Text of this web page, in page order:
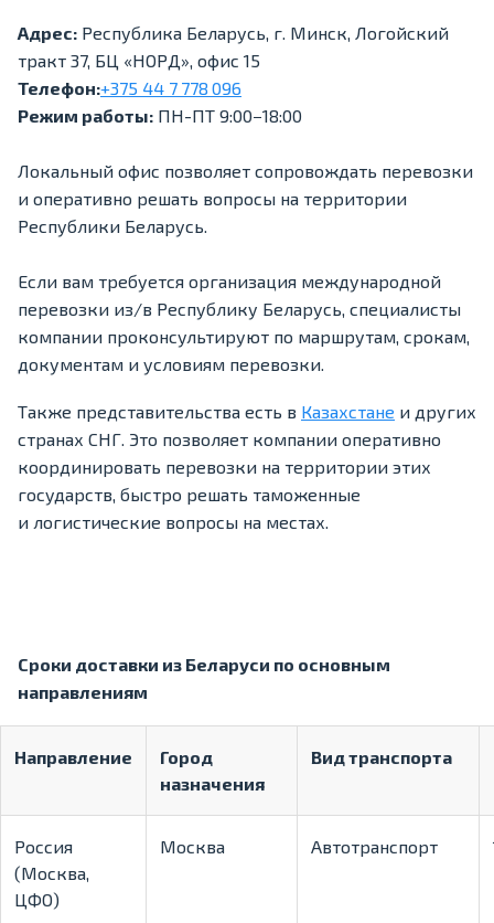
Адрес: Республика Беларусь, г. Минск, Логойский
тракт 37, БЦ «НОРД», офис 15
Телефон:+375 44 7 778 096
Режим работы: ПН-ПТ 9:00−18:00
Локальный офис позволяет сопровождать перевозки
и оперативно решать вопросы на территории
Республики Беларусь.
Если вам требуется организация международной
перевозки из/в Республику Беларусь, специалисты
компании проконсультируют по маршрутам, срокам,
документам и условиям перевозки.
Также представительства есть в Казахстане и других
странах СНГ. Это позволяет компании оперативно
координировать перевозки на территории этих
государств, быстро решать таможенные
и логистические вопросы на местах.
Сроки доставки из Беларуси по основным
направлениям
Направление
Город
назначения
Вид транспорта
Россия
(Москва,
ЦФО)
Москва Автотранспорт